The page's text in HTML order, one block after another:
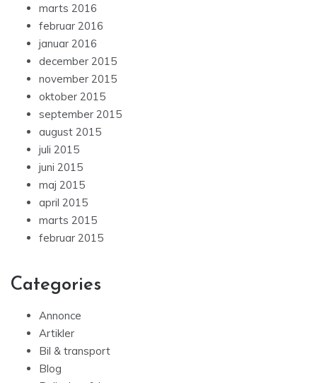
marts 2016
februar 2016
januar 2016
december 2015
november 2015
oktober 2015
september 2015
august 2015
juli 2015
juni 2015
maj 2015
april 2015
marts 2015
februar 2015
Categories
Annonce
Artikler
Bil & transport
Blog